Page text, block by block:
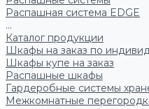
Распашная система EDGE
...
Каталог продукции
Шкафы на заказ по
Шкафы купе на заказ
Распашные шкафы
Гардеробные системы
Межкомнатные